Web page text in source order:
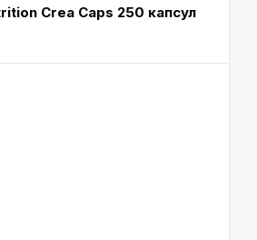
Crea Caps 250 капсул